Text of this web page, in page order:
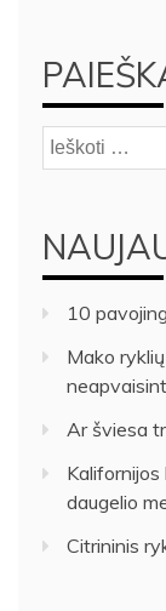
Ieškoti:
10
Mako
Ar šviesa
daugelio
Citrininis